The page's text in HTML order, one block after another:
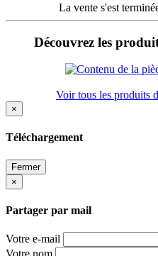
La vente s'est
Découvrez les
Voir tous les produits
×
Téléchargement
Fermer
×
Partager par mail
Votre e-mail